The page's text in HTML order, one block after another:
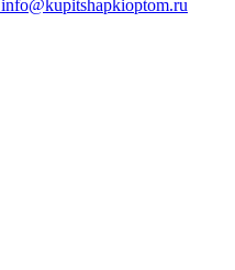
info@kupitshapkioptom.ru